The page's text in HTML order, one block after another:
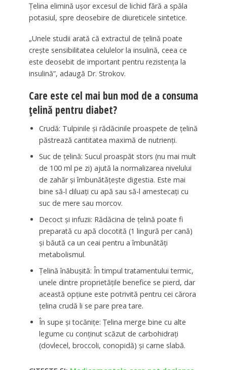
Țelina elimină ușor excesul de lichid fără a spăla
potasiul, spre deosebire de diureticele sintetice.
„Unele studii arată că extractul de țelină poate
crește sensibilitatea celulelor la insulină, ceea ce
este deosebit de important pentru rezistența la
insulină”, adaugă Dr. Strokov.
Care este cel mai bun mod de a consuma
țelină pentru diabet?
Crudă: Tulpinile și rădăcinile proaspete de țelină
păstrează cantitatea maximă de nutrienți.
Suc de țelină: Sucul proaspăt stors (nu mai mult
de 100 ml pe zi) ajută la normalizarea nivelului
de zahăr și îmbunătățește digestia. Este mai
bine să-l diluați cu apă sau să-l amestecați cu
suc de mere sau morcov.
Decoct și infuzii: Rădăcina de țelină poate fi
preparată cu apă clocotită (1 lingură per cană)
și băută ca un ceai pentru a îmbunătăți
metabolismul.
Țelină înăbușită: În timpul tratamentului termic,
unele dintre proprietățile benefice se pierd, dar
această opțiune este potrivită pentru cei cărora
țelina crudă li se pare prea tare.
În supe și tocănițe: Țelina merge bine cu alte
legume cu conținut scăzut de carbohidrați
(dovlecel, broccoli, conopidă) și carne slabă.